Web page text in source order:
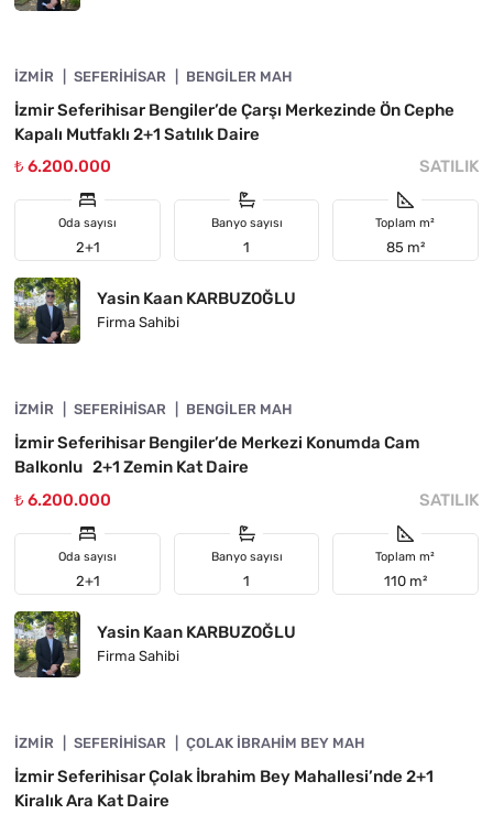
ÖNE ÇIKAN
İZMIR SEFERIHISAR BENGILER MAH
İzmir Seferihisar Bengiler’de Çarşı Merkezinde Ön Cephe
Kapalı Mutfaklı 2+1 Satılık Daire
₺ 6.200.000
SATILIK
Oda sayısı
2+1
Banyo sayısı
1
Toplam m²
85 m²
Yasin Kaan KARBUZOĞLU
Firma Sahibi
ÖNE ÇIKAN
İZMIR SEFERIHISAR BENGILER MAH
İzmir Seferihisar Bengiler’de Merkezi Konumda Cam
Balkonlu 2+1 Zemin Kat Daire
₺ 6.200.000
SATILIK
Oda sayısı
2+1
Banyo sayısı
1
Toplam m²
110 m²
Yasin Kaan KARBUZOĞLU
Firma Sahibi
ÖNE ÇIKAN
İZMIR SEFERIHISAR ÇOLAK İBRAHIM BEY MAH
İzmir Seferihisar Çolak İbrahim Bey Mahallesi’nde 2+1
Kiralık Ara Kat Daire